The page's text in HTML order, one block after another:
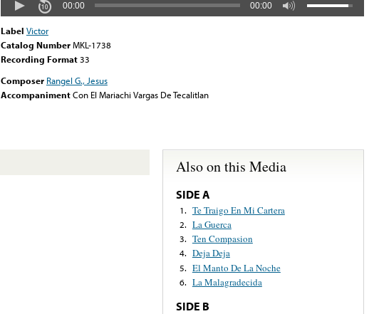
00:00 00:00
Label Victor
Catalog NumberMKL-1738
Recording Format33
Composer Rangel G., Jesus
AccompanimentCon El Mariachi Vargas De Tecalitlan
Also on this Media
SIDE A
1. Te Traigo En Mi Cartera
2. La Guerca
3. Ten Compasion
4. Deja Deja
5. El Manto De La Noche
6. La Malagradecida
SIDE B